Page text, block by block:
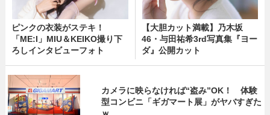
ピンクの衣装がステキ！
「ME:I」MIU＆KEIKO撮り下
ろしインタビューフォト
【大胆カット満載】乃木坂
46・与田祐希3rd写真集『ヨー
ダ』公開カット
カメラに映らなければ“盗み”OK！ 体験
型コンビニ「ギガマート展」がヤバすぎた
ｗ